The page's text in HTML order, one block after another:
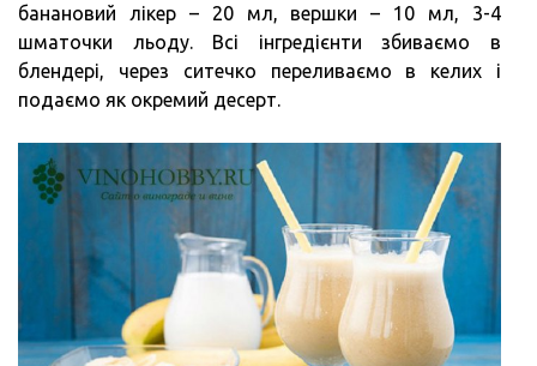
банановий лікер – 20 мл, вершки – 10 мл, 3-4
шматочки льоду. Всі інгредієнти збиваємо в
блендері, через ситечко переливаємо в келих і
подаємо як окремий десерт.